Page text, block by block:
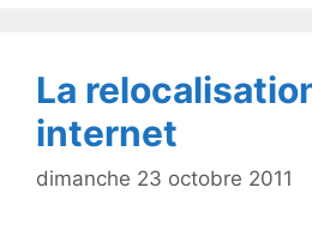
La
internet
dimanche 23 octobre 2011